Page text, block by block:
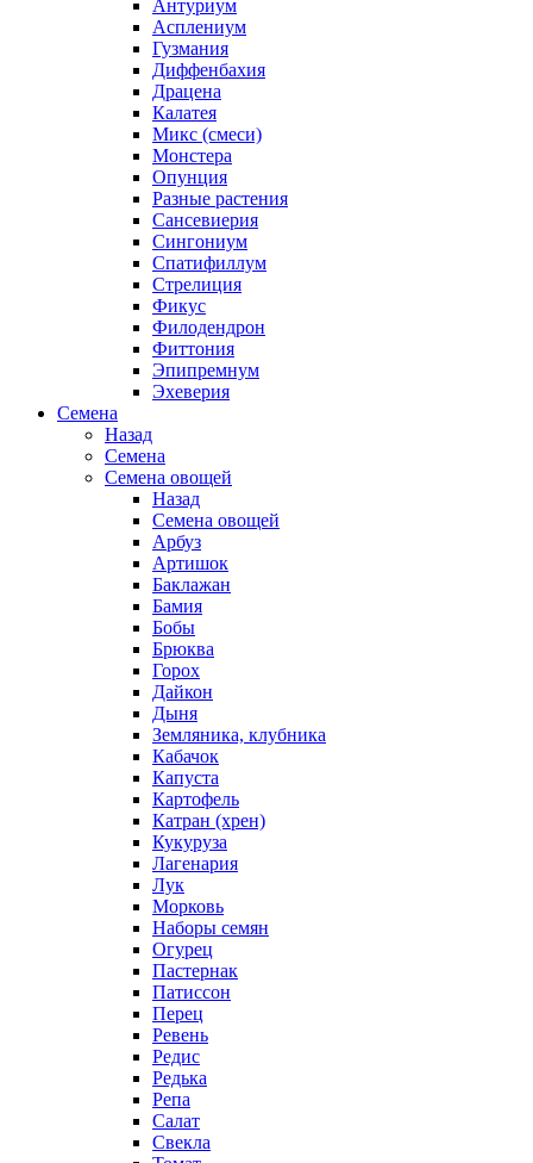
Антуриум
Асплениум
Гузмания
Диффенбахия
Драцена
Калатея
Микс (смеси)
Монстера
Опунция
Разные растения
Сансевиерия
Сингониум
Спатифиллум
Стрелиция
Фикус
Филодендрон
Фиттония
Эпипремнум
Эхеверия
Семена
Назад
Семена
Семена овощей
Назад
Семена овощей
Арбуз
Артишок
Баклажан
Бамия
Бобы
Брюква
Горох
Дайкон
Дыня
Земляника, клубника
Кабачок
Капуста
Картофель
Катран (хрен)
Кукуруза
Лагенария
Лук
Морковь
Наборы семян
Огурец
Пастернак
Патиссон
Перец
Ревень
Редис
Редька
Репа
Салат
Свекла